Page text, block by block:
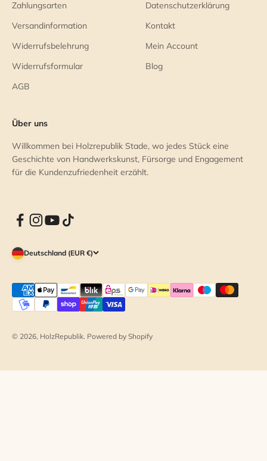
Zahlungsarten
Versandinformation
Widerrufsbelehrung
Widerrufsformular
AGB
Datenschutzerklärung
Kontakt
Mein Account
Blog
Über uns
Willkommen bei Holzrepublik Stade, wo jedes Stück eine
Geschichte von Handwerkskunst, Fürsorge und Engagement
für die Kundenzufriedenheit erzählt.
Deutschland (EUR €)
© 2026, HolzRepublik. Powered by Shopify